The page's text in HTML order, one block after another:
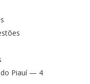
do Piauí — 4